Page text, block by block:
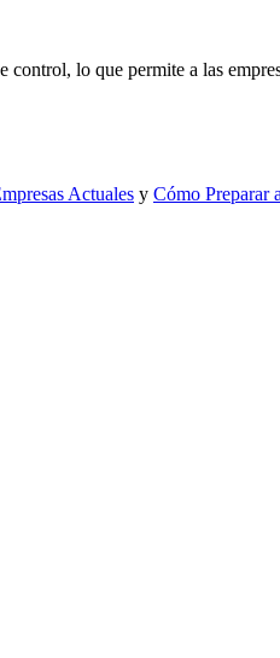
lo que permite a las
Actuales y Cómo Preparar